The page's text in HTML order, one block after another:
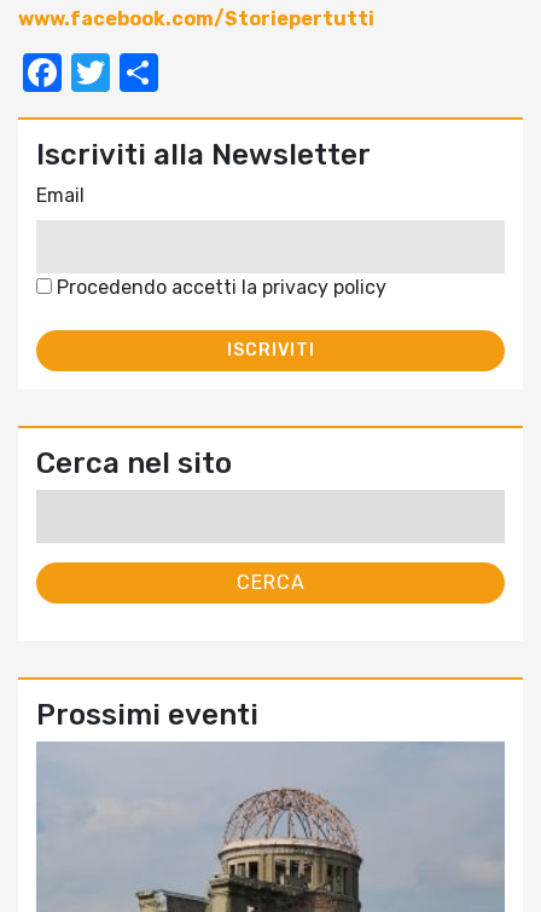
www.facebook.com/Storiepertutti
Facebook
Twitter
Iscriviti alla Newsletter
Email
Procedendo accetti la privacy policy
Cerca nel sito
Prossimi eventi